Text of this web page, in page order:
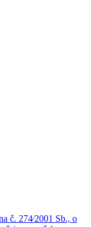
č. 274⁄2001 Sb., o